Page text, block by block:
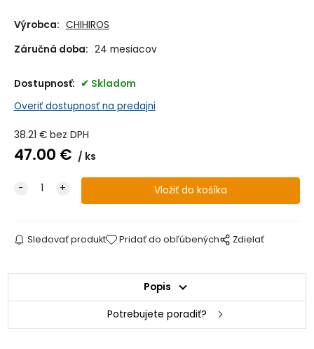
Výrobca: CHIHIROS
Záručná doba: 24 mesiacov
Dostupnosť:
Skladom
Overiť dostupnosť na predajni
38.21 € bez DPH
47.00 € ks
Sledovať produkt Pridať do obľúbených Zdielať
Popis
Potrebujete poradiť?